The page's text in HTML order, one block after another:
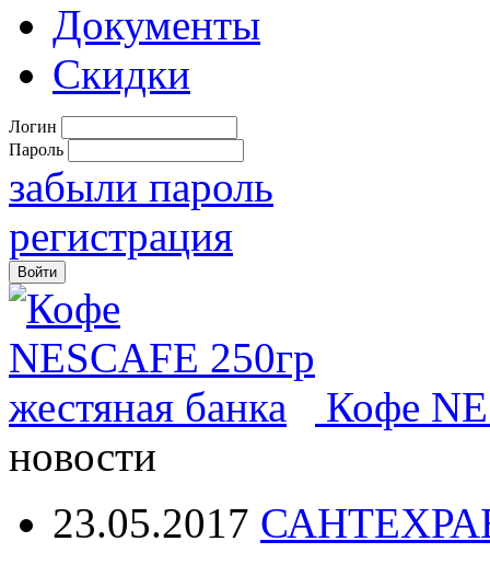
Документы
Скидки
Логин
Пароль
забыли пароль
регистрация
Кофе
новости
23.05.2017